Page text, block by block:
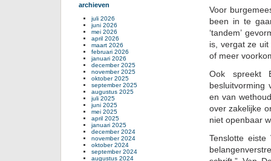
Voor
been in te
‘tandem’
is, vergat ze uit
of meer
Ook spreekt
besluitvorming
en van
over zakelijke
niet openbaar
Tenslotte
archieven
juli 2026
juni 2026
mei 2026
april 2026
maart 2026
februari 2026
januari 2026
december 2025
november 2025
oktober 2025
september 2025
augustus 2025
juli 2025
juni 2025
mei 2025
april 2025
januari 2025
december 2024
november 2024
oktober 2024
september 2024
augustus 2024